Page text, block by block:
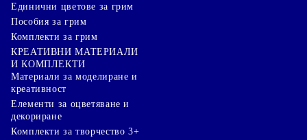
Единични цветове за грим
Пособия за грим
Комплекти за грим
КРЕАТИВНИ МАТЕРИАЛИ
И КОМПЛЕКТИ
Mатериали за моделиране и
креативност
Елементи за оцветяване и
декориране
Комплекти за творчество 3+